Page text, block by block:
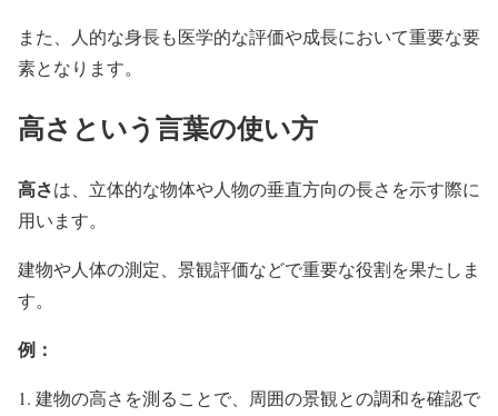
また、人的な身長も医学的な評価や成長において重要な要
素となります。
高さという言葉の使い方
高さは、立体的な物体や人物の垂直方向の長さを示す際に
用います。
建物や人体の測定、景観評価などで重要な役割を果たしま
す。
例：
建物の高さを測ることで、周囲の景観との調和を確認で